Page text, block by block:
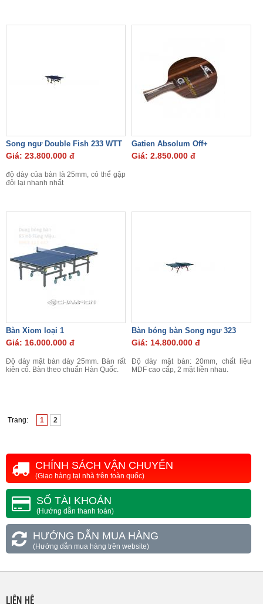
Song ngư Double Fish 233 WTT
Giá: 23.800.000 đ
độ dày của bàn là 25mm, có thể gập
đôi lại nhanh nhất
Gatien Absolum Off+
Giá: 2.850.000 đ
Bàn Xiom loại 1
Giá: 16.000.000 đ
Độ dày mặt bàn dày 25mm. Bàn rất
kiên cố. Bàn theo chuẩn Hàn Quốc.
Bàn bóng bàn Song ngư 323
Giá: 14.800.000 đ
Độ dày mặt bàn: 20mm, chất liệu
MDF cao cấp, 2 mặt liền nhau.
Trang: 1 2
CHÍNH SÁCH VẬN CHUYỂN
(Giao hàng tại nhà trên toàn quốc)
SỐ TÀI KHOẢN
(Hướng dẫn thanh toán)
HƯỚNG DẪN MUA HÀNG
(Hướng dẫn mua hàng trên website)
LIÊN HỆ